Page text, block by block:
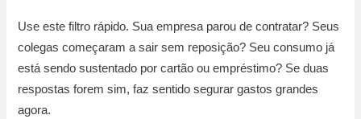
Use este filtro rápido. Sua empresa parou de contratar? Seus
colegas começaram a sair sem reposição? Seu consumo já
está sendo sustentado por cartão ou empréstimo? Se duas
respostas forem sim, faz sentido segurar gastos grandes
agora.